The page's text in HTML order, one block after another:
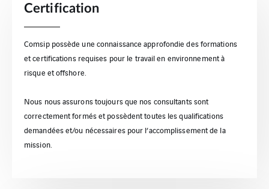
Certification
Comsip possède une connaissance approfondie des formations
et certifications requises pour le travail en environnement à
risque et offshore.
Nous nous assurons toujours que nos consultants sont
correctement formés et possèdent toutes les qualifications
demandées et/ou nécessaires pour l’accomplissement de la
mission.